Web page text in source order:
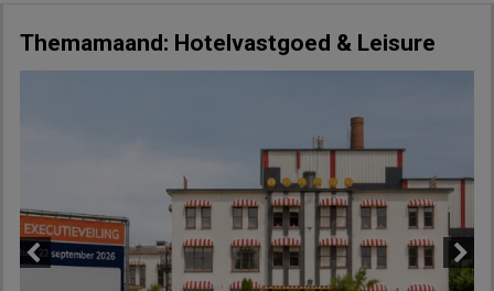
Themamaand: Hotelvastgoed & Leisure
Next